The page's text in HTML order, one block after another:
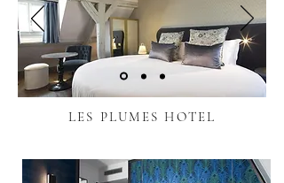
LES PLUMES HOTEL